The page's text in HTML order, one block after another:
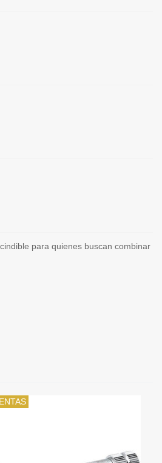
para quienes buscan combinar